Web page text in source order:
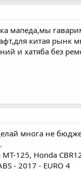
мапеда,мы
китая рынк
и хатяба без
многа не
MT-125, Honda
- 2017 - EURO 4